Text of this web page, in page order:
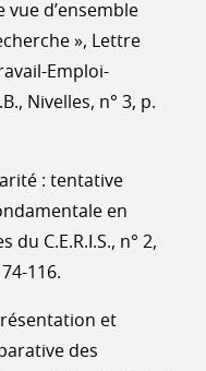
vue d’ensemble
», Lettre
Emploi-
Nivelles, n° 3, p.
: tentative
en
du C.E.R.I.S., n° 2,
116.
et
des